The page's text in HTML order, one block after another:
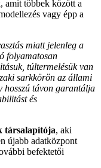
amit többek között a
vagy épp a
miatt jelenleg a
folyamatosan
túltermelésük van
sarkkörön az állami
hosszú távon garantálja
és
társalapítója, aki
újabb adatközpont
befektetői